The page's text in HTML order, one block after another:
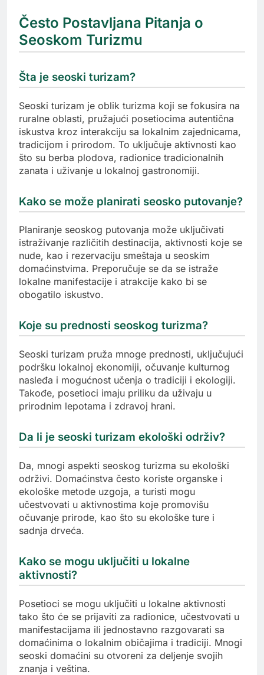
Često Postavljana Pitanja o
Seoskom Turizmu
Šta je seoski turizam?
Seoski turizam je oblik turizma koji se fokusira na
ruralne oblasti, pružajući posetiocima autentična
iskustva kroz interakciju sa lokalnim zajednicama,
tradicijom i prirodom. To uključuje aktivnosti kao
što su berba plodova, radionice tradicionalnih
zanata i uživanje u lokalnoj gastronomiji.
Kako se može planirati seosko putovanje?
Planiranje seoskog putovanja može uključivati
istraživanje različitih destinacija, aktivnosti koje se
nude, kao i rezervaciju smeštaja u seoskim
domaćinstvima. Preporučuje se da se istraže
lokalne manifestacije i atrakcije kako bi se
obogatilo iskustvo.
Koje su prednosti seoskog turizma?
Seoski turizam pruža mnoge prednosti, uključujući
podršku lokalnoj ekonomiji, očuvanje kulturnog
nasleđa i mogućnost učenja o tradiciji i ekologiji.
Takođe, posetioci imaju priliku da uživaju u
prirodnim lepotama i zdravoj hrani.
Da li je seoski turizam ekološki održiv?
Da, mnogi aspekti seoskog turizma su ekološki
održivi. Domaćinstva često koriste organske i
ekološke metode uzgoja, a turisti mogu
učestvovati u aktivnostima koje promovišu
očuvanje prirode, kao što su ekološke ture i
sadnja drveća.
Kako se mogu uključiti u lokalne
aktivnosti?
Posetioci se mogu uključiti u lokalne aktivnosti
tako što će se prijaviti za radionice, učestvovati u
manifestacijama ili jednostavno razgovarati sa
domaćinima o lokalnim običajima i tradiciji. Mnogi
seoski domaćini su otvoreni za deljenje svojih
znanja i veština.